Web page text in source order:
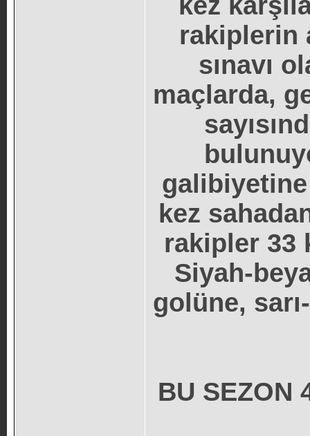
rakiplerin
sınavı
maçlarda,
galibiyetine
kez
rakipler 33
Siyah-
golüne,
BU SEZON